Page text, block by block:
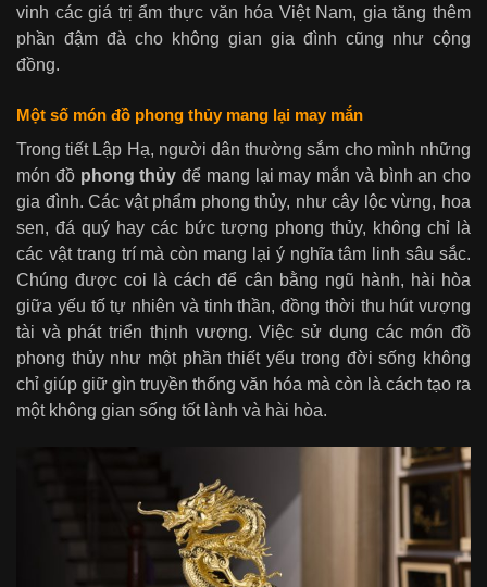
vinh các giá trị ẩm thực văn hóa Việt Nam, gia tăng thêm
phần đậm đà cho không gian gia đình cũng như cộng
đồng.
Một số món đồ phong thủy mang lại may mắn
Trong tiết Lập Hạ, người dân thường sắm cho mình những
món đồ phong thủy để mang lại may mắn và bình an cho
gia đình. Các vật phẩm phong thủy, như cây lộc vừng, hoa
sen, đá quý hay các bức tượng phong thủy, không chỉ là
các vật trang trí mà còn mang lại ý nghĩa tâm linh sâu sắc.
Chúng được coi là cách để cân bằng ngũ hành, hài hòa
giữa yếu tố tự nhiên và tinh thần, đồng thời thu hút vượng
tài và phát triển thịnh vượng. Việc sử dụng các món đồ
phong thủy như một phần thiết yếu trong đời sống không
chỉ giúp giữ gìn truyền thống văn hóa mà còn là cách tạo ra
một không gian sống tốt lành và hài hòa.